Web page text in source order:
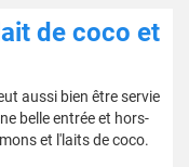
de coco et
aussi bien être servie
belle entrée et hors-
et l'laits de coco.